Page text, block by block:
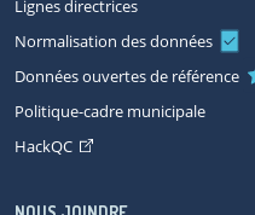
Lignes directrices
Normalisation des données
Données ouvertes de référence
Politique-cadre municipale
HackQC